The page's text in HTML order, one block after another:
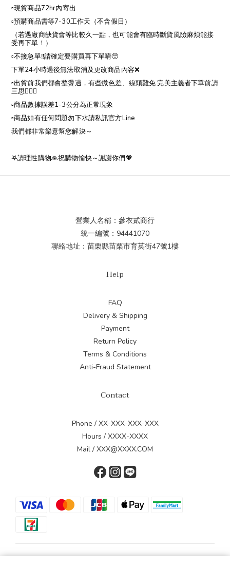
▫️現貨商品72hr內寄出
▫️預購商品需等7-30工作天（不含假日）
（若遇廠商缺貨會等比較久一點，也可能會有臨時斷貨風險麻煩能接
受再下單！）
▫️不接急單‼️請確定要購買再下單唷🥺
下單24小時過後無法取消及更改商品內容❌
▫️出貨前我們都會整燙過，有些微色差、線頭難免 完美主義者下單前請
三思🙇🏻‍♀️
▫️商品數據誤差1-3公分為正常現象
▫️商品如有任何問題勿下水請私訊官方Line
我們都非常樂意幫您解決～
𖤐請理性購物🙏祝購物愉快～謝謝你們💖
營業人名稱：參衣貳商行
統一編號：94441070
聯絡地址：苗栗縣苗栗市育英街47號1樓
Help
FAQ
Delivery & Shipping
Payment
Return Policy
Terms & Conditions
Anti-Fraud Statement
Contact
Phone / XX-XXX-XXX-XXX
Hours / XXXX-XXXX
Mail / XXX@XXXX.COM